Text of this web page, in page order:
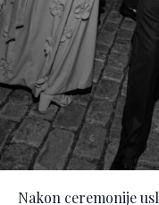
Nakon ceremonije